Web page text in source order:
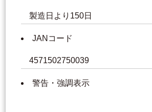
製造日より150日
JANコード
4571502750039
警告・強調表示